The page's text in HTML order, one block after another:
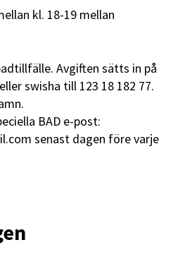
kl. 18-19 mellan
Avgiften sätts in på
swisha till 123 18 182 77.
BAD e-post:
senast dagen före varje